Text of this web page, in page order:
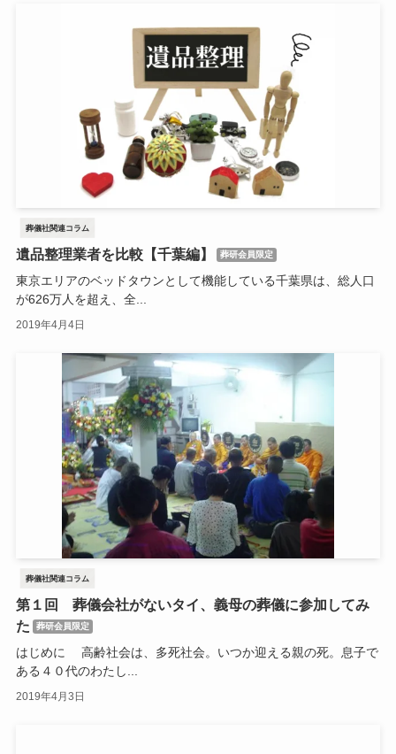
葬儀社関連コラム
遺品整理業者を比較【千葉編】 葬研会員限定
東京エリアのベッドタウンとして機能している千葉県は、総人口
が626万人を超え、全...
2019年4月4日
葬儀社関連コラム
第１回 葬儀会社がないタイ、義母の葬儀に参加してみ
た
葬研会員限定
はじめに 高齢社会は、多死社会。いつか迎える親の死。息子で
ある４０代のわたし...
2019年4月3日